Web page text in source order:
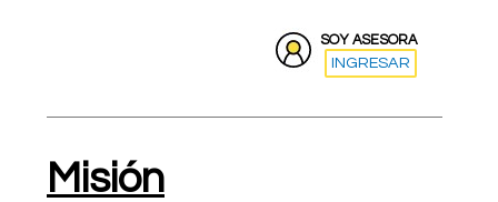
SOY ASESORA
INGRESAR
Misión